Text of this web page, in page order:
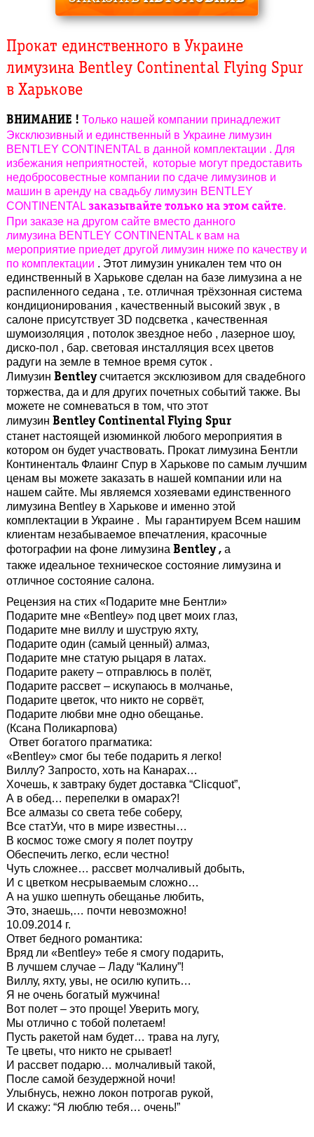
Прокат единственного в Украине
лимузина Bentley Continental Flying Spur
в Харькове
ВНИМАНИЕ ! Только нашей компании принадлежит
Эксклюзивный и единственный в Украине лимузин
BENTLEY CONTINENTAL в данной комплектации . Для
избежания неприятностей, которые могут предоставить
недобросовестные компании по сдаче лимузинов и
машин в аренду на свадьбу лимузин BENTLEY
CONTINENTAL заказывайте только на этом сайте.
При заказе на другом сайте вместо данного
лимузина BENTLEY CONTINENTAL к вам на
мероприятие приедет другой лимузин ниже по качеству и
по комплектации . Этот лимузин уникален тем что он
единственный в Харькове сделан на базе лимузина а не
распиленного седана , т.е. отличная трёхзонная система
кондиционирования , качественный высокий звук , в
салоне присутствует ЗD подсветка , качественная
шумоизоляция , потолок звездное небо , лазерное шоу,
диско-пол , бар. световая инсталляция всех цветов
радуги на земле в темное время суток .
Лимузин Bentleyсчитается эксклюзивом для свадебного
торжества, да и для других почетных событий также. Вы
можете не сомневаться в том, что этот
лимузин BentleyContinental Flying Spur
станет настоящей изюминкой любого мероприятия в
котором он будет участвовать. Прокат лимузина Бентли
Континенталь Флаинг Спур в Харькове по самым лучшим
ценам вы можете заказать в нашей компании или на
нашем сайте. Мы являемся хозяевами единственного
лимузина Bentley в Харькове и именно этой
комплектации в Украине . Мы гарантируем Всем нашим
клиентам незабываемое впечатления, красочные
фотографии на фоне лимузина Bentley ,а
также идеальное техническое состояние лимузина и
отличное состояние салона.
Рецензия на стих «Подарите мне Бентли»
Подарите мне «Bentley» под цвет моих глаз,
Подарите мне виллу и шуструю яхту,
Подарите один (самый ценный) алмаз,
Подарите мне статую рыцаря в латах.
Подарите ракету – отправлюсь в полёт,
Подарите рассвет – искупаюсь в молчанье,
Подарите цветок, что никто не сорвёт,
Подарите любви мне одно обещанье.
(Ксана Поликарпова)
Ответ богатого прагматика:
«Bentley» смог бы тебе подарить я легко!
Виллу? Запросто, хоть на Канарах…
Хочешь, к завтраку будет доставка “Clicquot”,
А в обед… перепелки в омарах?!
Все алмазы со света тебе соберу,
Все статУи, что в мире известны…
В космос тоже смогу я полет поутру
Обеспечить легко, если честно!
Чуть сложнее… рассвет молчаливый добыть,
И с цветком несрываемым сложно…
А на ушко шепнуть обещанье любить,
Это, знаешь,… почти невозможно!
10.09.2014 г.
Ответ бедного романтика:
Вряд ли «Bentley» тебе я смогу подарить,
В лучшем случае – Ладу “Калину”!
Виллу, яхту, увы, не осилю купить…
Я не очень богатый мужчина!
Вот полет – это проще! Уверить могу,
Мы отлично с тобой полетаем!
Пусть ракетой нам будет… трава на лугу,
Те цветы, что никто не срывает!
И рассвет подарю… молчаливый такой,
После самой безудержной ночи!
Улыбнусь, нежно локон потрогав рукой,
И скажу: “Я люблю тебя… очень!”